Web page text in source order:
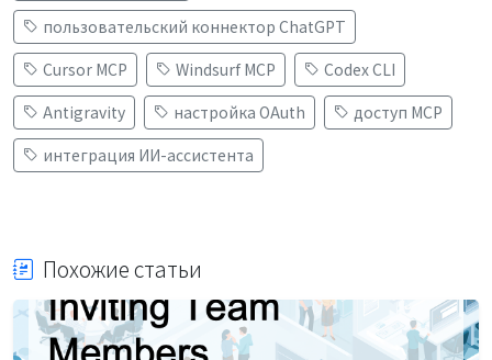
пользовательский коннектор ChatGPT
Cursor MCP
Windsurf MCP
Codex CLI
Antigravity
настройка OAuth
доступ MCP
интеграция ИИ-ассистента
Похожие статьи